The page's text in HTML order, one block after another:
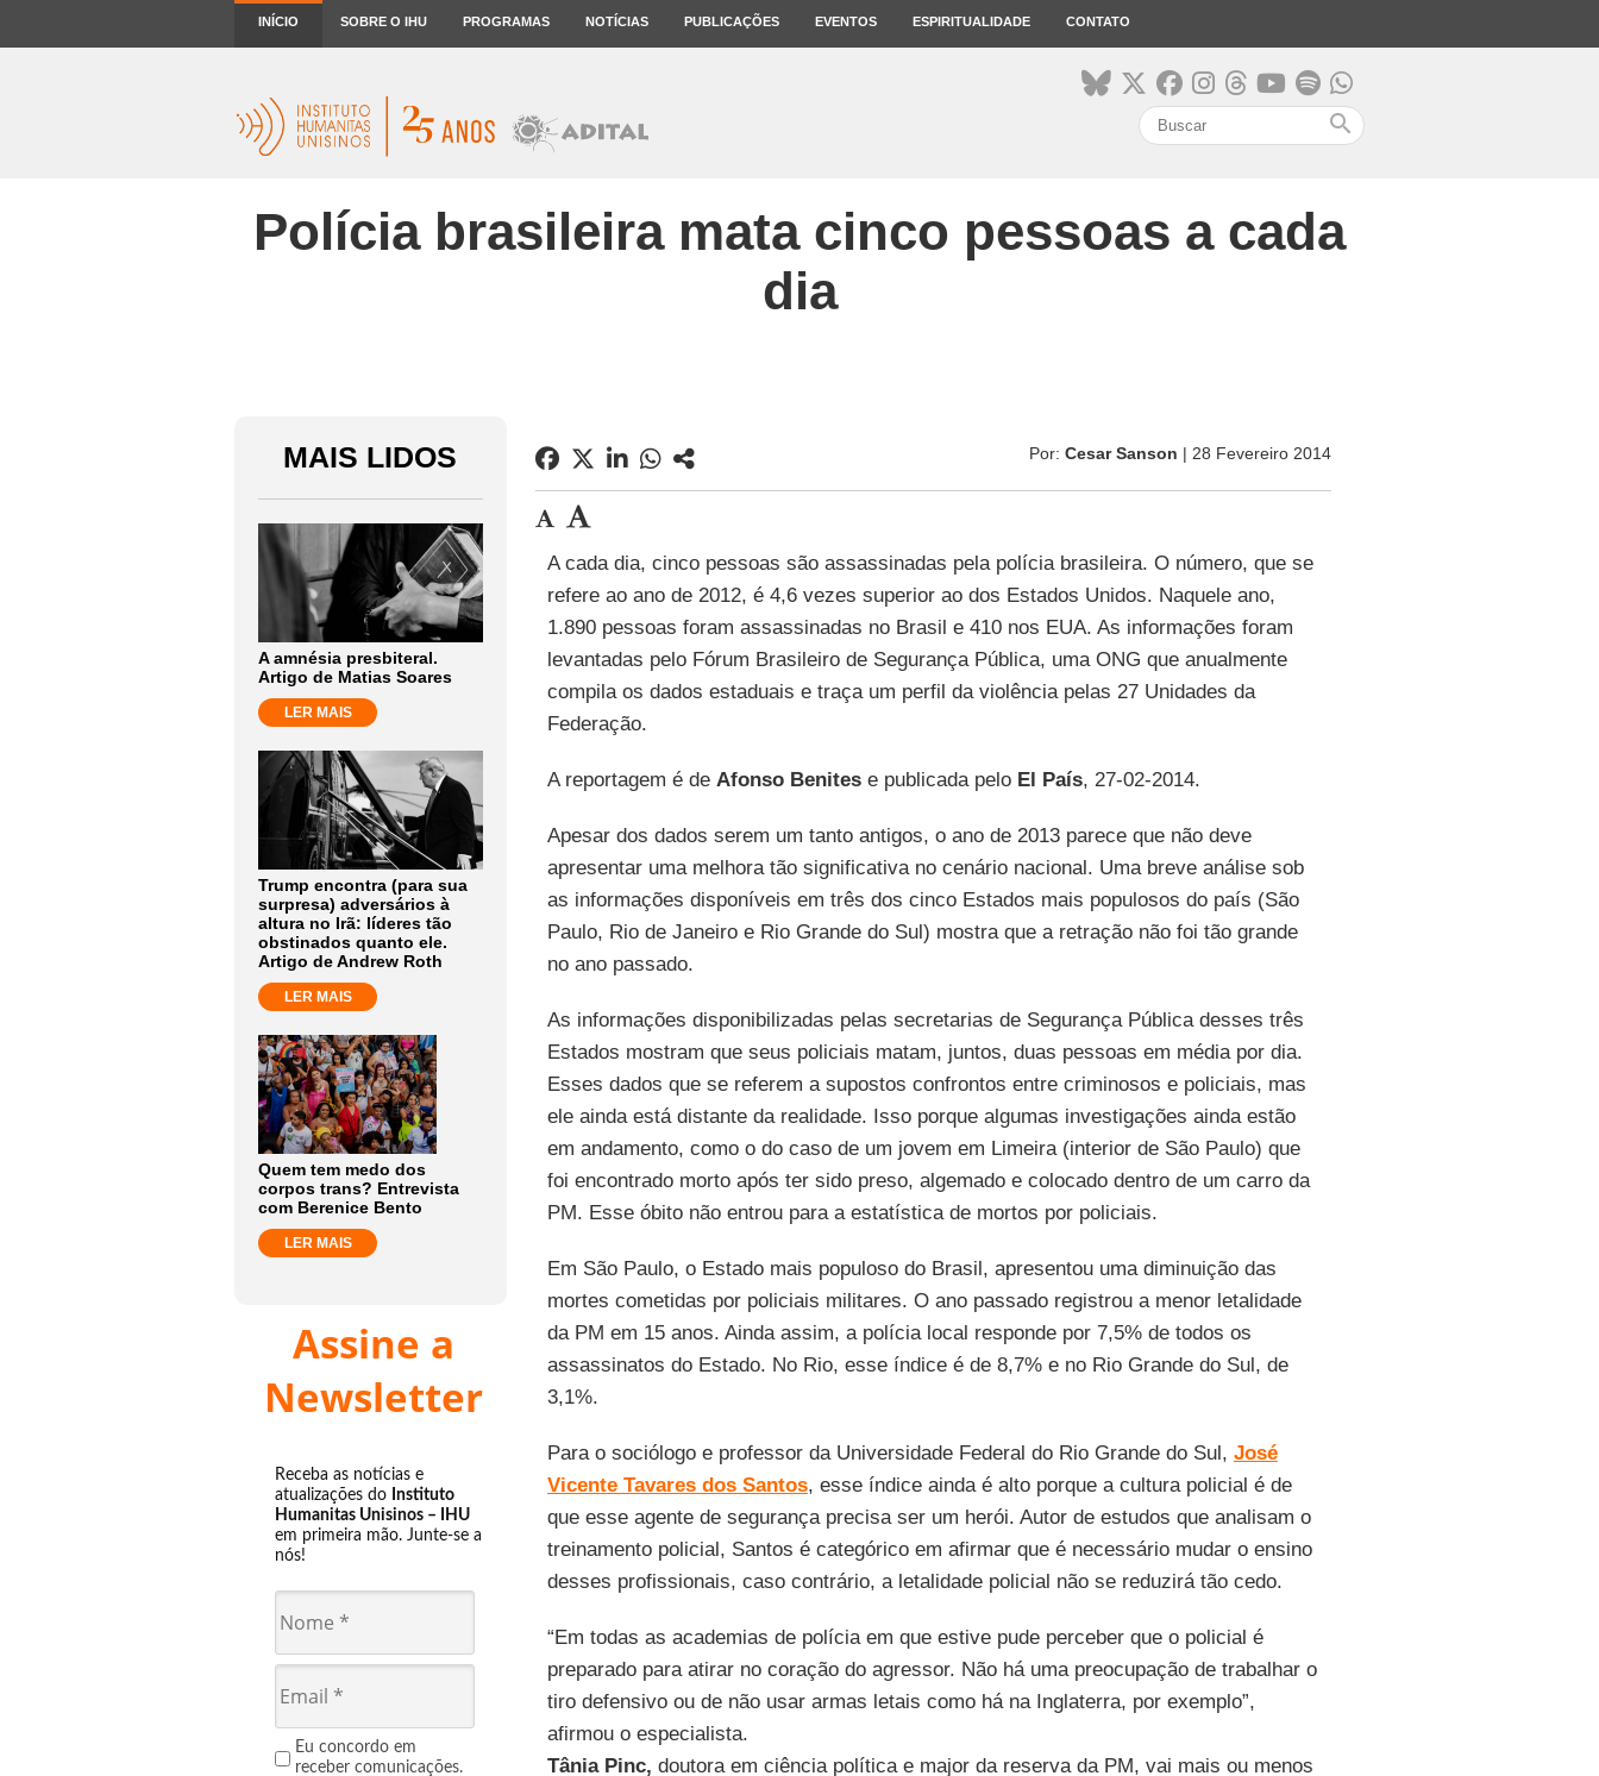
INÍCIO SOBRE O IHU PROGRAMAS NOTÍCIAS PUBLICAÇÕES EVENTOS ESPIRITUALIDADE CONTATO
search
Polícia brasileira mata cinco pessoas a cada
dia
MAIS LIDOS
A amnésia presbiteral.
Artigo de Matias Soares
LER MAIS
Trump encontra (para sua
surpresa) adversários à
altura no Irã: líderes tão
obstinados quanto ele.
Artigo de Andrew Roth
LER MAIS
Quem tem medo dos
corpos trans? Entrevista
com Berenice Bento
LER MAIS
Assine a
Newsletter
Receba as notícias e
atualizações do Instituto
Humanitas Unisinos – IHU
em primeira mão. Junte-se a
nós!
Eu concordo em
receber comunicações.
Por: Cesar Sanson | 28 Fevereiro 2014
A cada dia, cinco pessoas são assassinadas pela polícia brasileira. O número, que se
refere ao ano de 2012, é 4,6 vezes superior ao dos Estados Unidos. Naquele ano,
1.890 pessoas foram assassinadas no Brasil e 410 nos EUA. As informações foram
levantadas pelo Fórum Brasileiro de Segurança Pública, uma ONG que anualmente
compila os dados estaduais e traça um perfil da violência pelas 27 Unidades da
Federação.
A reportagem é de Afonso Benitese publicada peloEl País, 27-02-2014.
Apesar dos dados serem um tanto antigos, o ano de 2013 parece que não deve
apresentar uma melhora tão significativa no cenário nacional. Uma breve análise sob
as informações disponíveis em três dos cinco Estados mais populosos do país (São
Paulo, Rio de Janeiro e Rio Grande do Sul) mostra que a retração não foi tão grande
no ano passado.
As informações disponibilizadas pelas secretarias de Segurança Pública desses três
Estados mostram que seus policiais matam, juntos, duas pessoas em média por dia.
Esses dados que se referem a supostos confrontos entre criminosos e policiais, mas
ele ainda está distante da realidade. Isso porque algumas investigações ainda estão
em andamento, como o do caso de um jovem em Limeira (interior de São Paulo) que
foi encontrado morto após ter sido preso, algemado e colocado dentro de um carro da
PM. Esse óbito não entrou para a estatística de mortos por policiais.
Em São Paulo, o Estado mais populoso do Brasil, apresentou uma diminuição das
mortes cometidas por policiais militares. O ano passado registrou a menor letalidade
da PM em 15 anos. Ainda assim, a polícia local responde por 7,5% de todos os
assassinatos do Estado. No Rio, esse índice é de 8,7% e no Rio Grande do Sul, de
3,1%.
Para o sociólogo e professor da Universidade Federal do Rio Grande do Sul, José
Vicente Tavares dos Santos, esse índice ainda é alto porque a cultura policial é de
que esse agente de segurança precisa ser um herói. Autor de estudos que analisam o
treinamento policial, Santos é categórico em afirmar que é necessário mudar o ensino
desses profissionais, caso contrário, a letalidade policial não se reduzirá tão cedo.
“Em todas as academias de polícia em que estive pude perceber que o policial é
preparado para atirar no coração do agressor. Não há uma preocupação de trabalhar o
tiro defensivo ou de não usar armas letais como há na Inglaterra, por exemplo”,
afirmou o especialista.
Tânia Pinc, doutora em ciência política e major da reserva da PM, vai mais ou menos